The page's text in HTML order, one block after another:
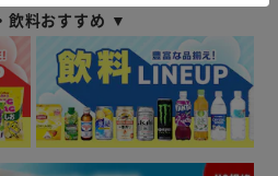
られています。
照明サポートコール】までお
】
料）
13:00～17:00
飲料おすすめ ▼